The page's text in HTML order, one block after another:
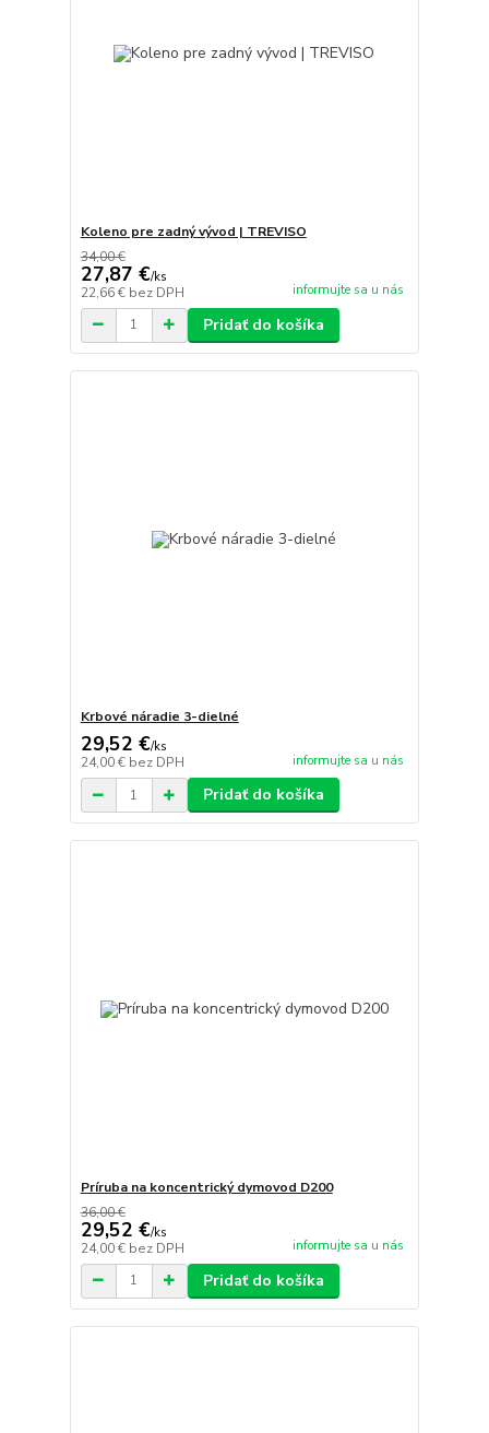
Koleno pre zadný vývod | TREVISO
34,00 €
27,87 €/ks
22,66 € bez DPH informujte sa u nás
Pridať do košíka
Krbové náradie 3-dielné
29,52 €/ks
24,00 € bez DPH informujte sa u nás
Pridať do košíka
Príruba na koncentrický dymovod D200
36,00 €
29,52 €/ks
24,00 € bez DPH informujte sa u nás
Pridať do košíka